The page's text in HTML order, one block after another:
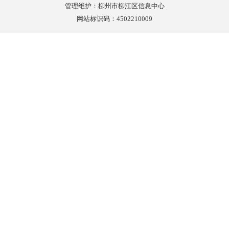
管理维护：柳州市柳江区信息中心
网站标识码：4502210009